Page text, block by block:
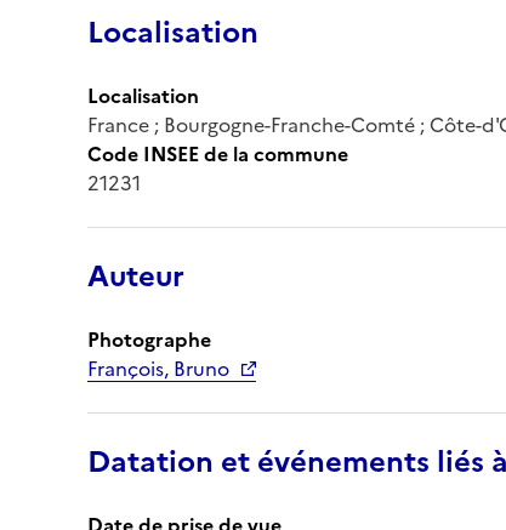
Localisation
Localisation
France ; Bourgogne-Franche-Comté ; Côte-
Code INSEE de la commune
21231
Auteur
Photographe
François, Bruno
Datation et événements liés